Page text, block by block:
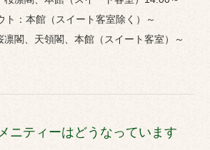
詳細を見る
ト：本館（スイート客室除く）～
、天領閣、本館（スイート客室）～
ニティーはどうなっています